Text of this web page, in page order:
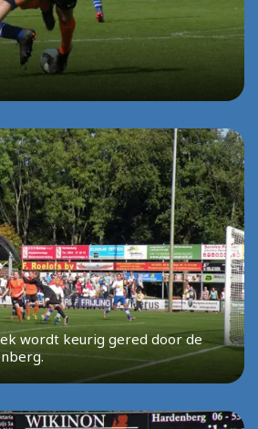
wordt keurig gered door de